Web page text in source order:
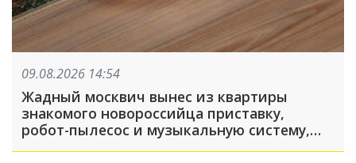
09.08.2026 14:54
Жадный москвич вынес из квартиры
знакомого новороссийца приставку,
робот-пылесос и музыкальную систему,